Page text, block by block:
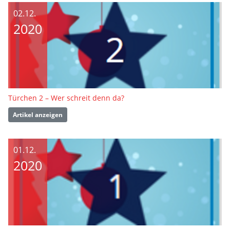
02.12.
2020
Türchen 2 – Wer schreit denn da?
Artikel anzeigen
01.12.
2020